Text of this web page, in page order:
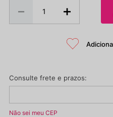
＋
－
Não sei meu CEP